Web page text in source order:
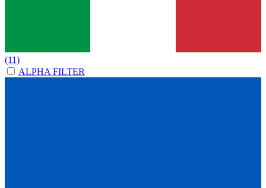
(11)
ALPHA FILTER